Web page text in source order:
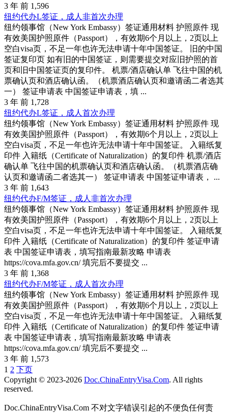
3 年 前 1,596
纽约代办L签证，成人非首次办理
纽约领事馆（New York Embassy）签证通用材料 护照原件 现
有效美国护照原件（Passport），有效期6个月以上，2页以上
空白visa页，不足一年也许无法申请十年中国签证。 旧的中国
签证复印页 如有旧的中国签证，则需要提交对应旧护照的首
页和旧中国签证页的复印件。 机票/酒店确认单 飞往中国的机
票确认页和酒店确认函。（机票酒店确认页和邀请函二者选其
一） 签证申请表 中国签证申请表，填 ...
3 年 前 1,728
纽约代办L签证，成人首次办理
纽约领事馆（New York Embassy）签证通用材料 护照原件 现
有效美国护照原件（Passport），有效期6个月以上，2页以上
空白visa页，不足一年也许无法申请十年中国签证。 入籍纸复
印件 入籍纸（Certificate of Naturalization）的复印件 机票/酒店
确认单 飞往中国的机票确认页和酒店确认函。（机票酒店确
认页和邀请函二者选其一） 签证申请表 中国签证申请表， ...
3 年 前 1,643
纽约代办F/M签证，成人非首次办理
纽约领事馆（New York Embassy）签证通用材料 护照原件 现
有效美国护照原件（Passport），有效期6个月以上，2页以上
空白visa页，不足一年也许无法申请十年中国签证。 入籍纸复
印件 入籍纸（Certificate of Naturalization）的复印件 签证申请
表 中国签证申请表，填写指南最新攻略 申请表
https://cova.mfa.gov.cn/ 填完后不要提交 ...
3 年 前 1,368
纽约代办F/M签证，成人首次办理
纽约领事馆（New York Embassy）签证通用材料 护照原件 现
有效美国护照原件（Passport），有效期6个月以上，2页以上
空白visa页，不足一年也许无法申请十年中国签证。 入籍纸复
印件 入籍纸（Certificate of Naturalization）的复印件 签证申请
表 中国签证申请表，填写指南最新攻略 申请表
https://cova.mfa.gov.cn/ 填完后不要提交 ...
3 年 前 1,573
Posts
Navigation
1 2 下页
Copyright © 2023-2026 Doc.ChinaEntryVisa.Com. All rights
reserved.
Doc.ChinaEntryVisa.Com 不对文字错误引起的不便负任何责